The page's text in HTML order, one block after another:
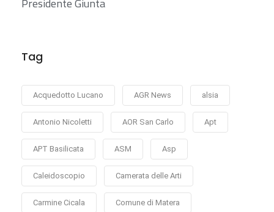
Presidente Giunta
Tag
Acquedotto Lucano AGR News alsia
Antonio Nicoletti AOR San Carlo Apt
APT Basilicata ASM Asp
Caleidoscopio Camerata delle Arti
Carmine Cicala Comune di Matera